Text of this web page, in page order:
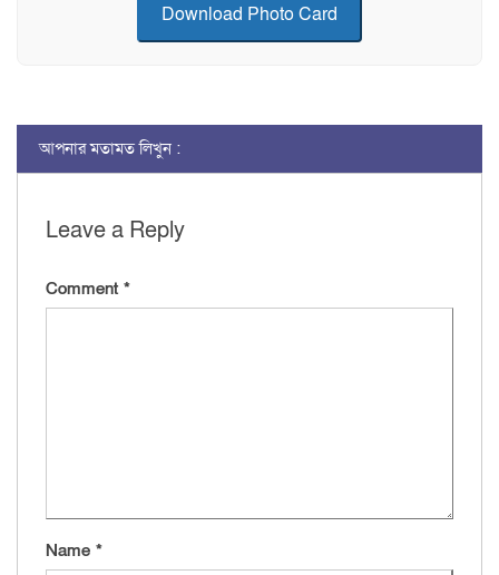
Download Photo Card
আপনার মতামত লিখুন :
Leave a Reply
Comment *
Name *